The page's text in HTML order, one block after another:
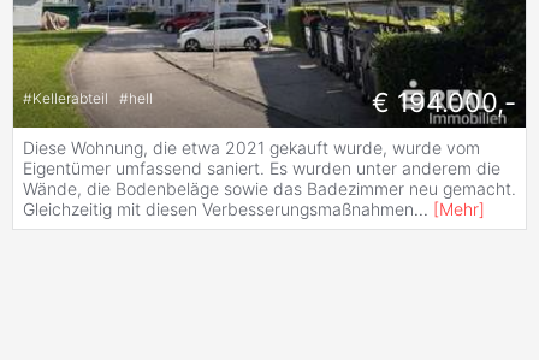
#Kellerabteil #hell € 194.000,-
Diese Wohnung, die etwa 2021 gekauft wurde, wurde vom
Eigentümer umfassend saniert. Es wurden unter anderem die
Wände, die Bodenbeläge sowie das Badezimmer neu gemacht.
Gleichzeitig mit diesen Verbesserungsmaßnahmen... [Mehr]